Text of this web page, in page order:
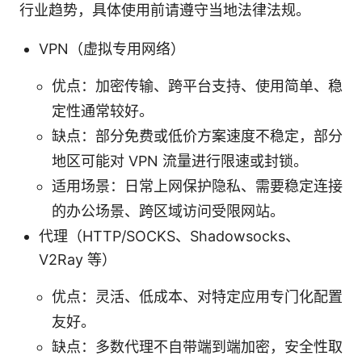
行业趋势，具体使用前请遵守当地法律法规。
VPN（虚拟专用网络）
优点：加密传输、跨平台支持、使用简单、稳
定性通常较好。
缺点：部分免费或低价方案速度不稳定，部分
地区可能对 VPN 流量进行限速或封锁。
适用场景：日常上网保护隐私、需要稳定连接
的办公场景、跨区域访问受限网站。
代理（HTTP/SOCKS、Shadowsocks、
V2Ray 等）
优点：灵活、低成本、对特定应用专门化配置
友好。
缺点：多数代理不自带端到端加密，安全性取